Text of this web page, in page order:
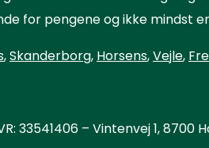
for pengene og ikke mindst
,Skanderborg, Horsens,Vejle,
33541406 – Vintenvej 1, 8700